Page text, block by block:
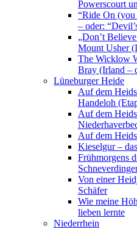
Powerscourt
“Ride On (you
– oder:
„Don’t
Mount Usher
The Wicklow
Bray (Irland –
Lüneburger Heide
Auf dem
Handeloh
Auf dem
Auf dem
Kieselgur –
Frühmorgens
Von einer
Schäfer
Wie meine
lieben lernte
Niederrhein